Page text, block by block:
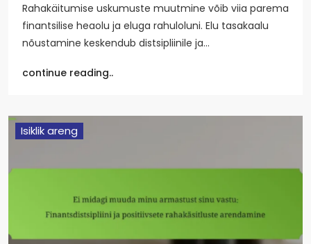
Rahakäitumise uskumuste muutmine võib viia parema
finantsilise heaolu ja eluga rahuloluni. Elu tasakaalu
nõustamine keskendub distsipliinile ja…
continue reading..
Isiklik areng